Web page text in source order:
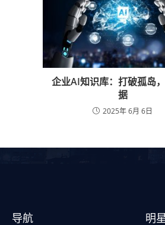
企业AI知识库：打破孤岛
据
2025年 6月 6日
导航 明